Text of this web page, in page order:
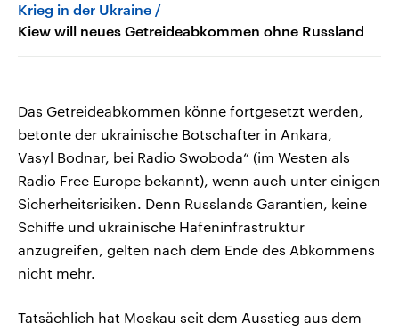
Krieg in der Ukraine
Kiew will neues Getreideabkommen ohne Russland
Das Getreideabkommen könne fortgesetzt werden,
betonte der ukrainische Botschafter in Ankara,
Vasyl Bodnar, bei Radio Swoboda“ (im Westen als
Radio Free Europe bekannt), wenn auch unter einigen
Sicherheitsrisiken. Denn Russlands Garantien, keine
Schiffe und ukrainische Hafeninfrastruktur
anzugreifen, gelten nach dem Ende des Abkommens
nicht mehr.
Tatsächlich hat Moskau seit dem Ausstieg aus dem